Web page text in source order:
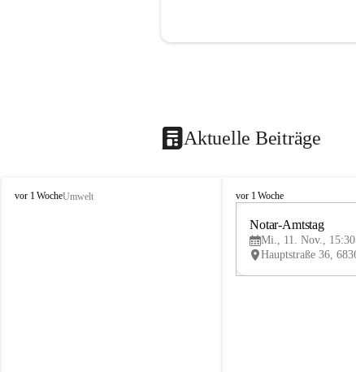
Aktuelle Beiträge
V
vor 1 WocheUmwelt
V
vor 1 Woche
Notar-Amtstag
Mi., 11. Nov., 15:30